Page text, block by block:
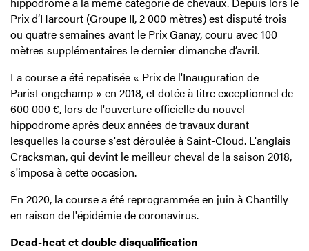
Prix d’Harcourt (Groupe II, 2 000 mètres) est disputé trois
ou quatre semaines avant le Prix Ganay, couru avec 100
mètres supplémentaires le dernier dimanche d’avril.
La course a été repatisée « Prix de l'Inauguration de
ParisLongchamp » en 2018, et dotée à titre exceptionnel de
600 000 €, lors de l'ouverture officielle du nouvel
hippodrome après deux années de travaux durant
lesquelles la course s'est déroulée à Saint-Cloud. L'anglais
Cracksman, qui devint le meilleur cheval de la saison 2018,
s'imposa à cette occasion.
En 2020, la course a été reprogrammée en juin à Chantilly
en raison de l'épidémie de coronavirus.
Dead-heat et double disqualification